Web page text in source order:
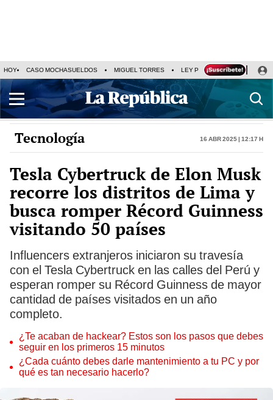
HOY CASO MOCHASUELDOS MIGUEL TORRES LEY PULPÍN PRECIO DEL
Tecnología 16 Abr 2025 | 12:17 h
Tesla Cybertruck de Elon Musk
recorre los distritos de Lima y
busca romper Récord Guinness
visitando 50 países
Influencers extranjeros iniciaron su travesía
con el Tesla Cybertruck en las calles del Perú y
esperan romper su Récord Guinness de mayor
cantidad de países visitados en un año
completo.
¿Te acaban de hackear? Estos son los pasos que debes
seguir en los primeros 15 minutos
¿Cada cuánto debes darle mantenimiento a tu PC y por
qué es tan necesario hacerlo?